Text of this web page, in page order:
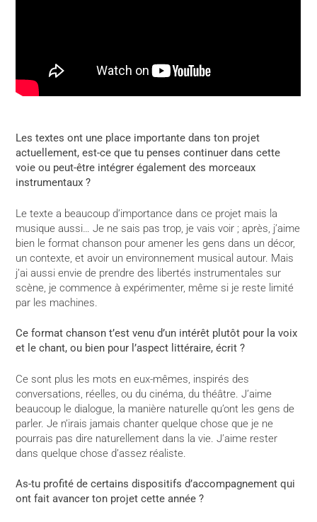
Les textes ont une place importante dans ton projet
actuellement, est-ce que tu penses continuer dans cette
voie ou peut-être intégrer également des morceaux
instrumentaux ?
Le texte a beaucoup d’importance dans ce projet mais la
musique aussi… Je ne sais pas trop, je vais voir ; après, j’aime
bien le format chanson pour amener les gens dans un décor,
un contexte, et avoir un environnement musical autour. Mais
j’ai aussi envie de prendre des libertés instrumentales sur
scène, je commence à expérimenter, même si je reste limité
par les machines.
Ce format chanson t’est venu d’un intérêt plutôt pour la voix
et le chant, ou bien pour l’aspect littéraire, écrit ?
Ce sont plus les mots en eux-mêmes, inspirés des
conversations, réelles, ou du cinéma, du théâtre. J’aime
beaucoup le dialogue, la manière naturelle qu’ont les gens de
parler. Je n’irais jamais chanter quelque chose que je ne
pourrais pas dire naturellement dans la vie. J’aime rester
dans quelque chose d’assez réaliste.
As-tu profité de certains dispositifs d’accompagnement qui
ont fait avancer ton projet cette année ?